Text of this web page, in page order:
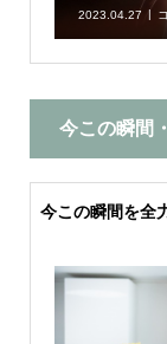
2023.04.27
今この瞬間
今この瞬間を全